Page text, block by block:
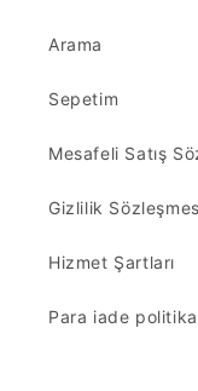
Arama
Sepetim
Mesafeli Satış
Gizlilik
Hizmet Şartları
Para iade